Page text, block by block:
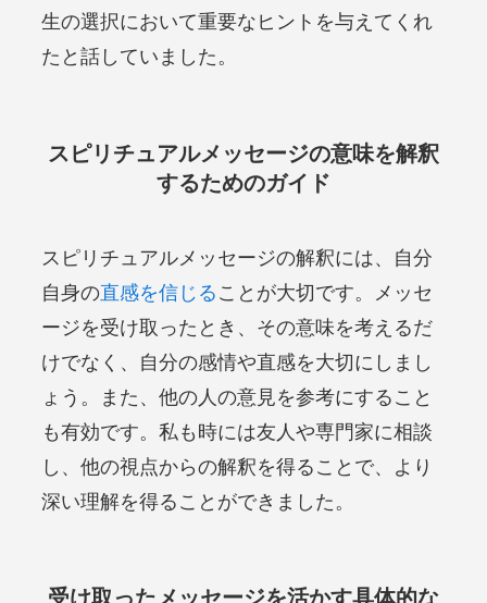
生の選択において重要なヒントを与えてくれ
たと話していました。
スピリチュアルメッセージの意味を解釈
するためのガイド
スピリチュアルメッセージの解釈には、自分
自身の直感を信じる ことが大切です。メッセ
ージを受け取ったとき、その意味を考えるだ
けでなく、自分の感情や直感を大切にしまし
ょう。また、他の人の意見を参考にすること
も有効です。私も時には友人や専門家に相談
し、他の視点からの解釈を得ることで、より
深い理解を得ることができました。
受け取ったメッセージを活かす具体的な